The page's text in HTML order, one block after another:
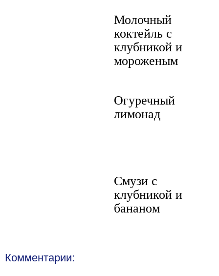
Молочный
коктейль с
клубникой и
мороженым
Огуречный
лимонад
Смузи с
клубникой и
бананом
Комментарии: